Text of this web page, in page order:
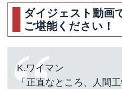
ダイジェスト動画
ご堪能ください！
K.ワイマン
「正直なところ、人間